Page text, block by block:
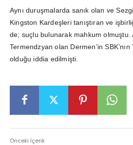
Aynı duruşmalarda sanık olan ve
Kingston Kardeşleri tanıştıran ve
de; suçlu bulunarak mahkum olmuştu.
Termendzyan olan Dermen’in
olduğu iddia edilmişti.
Önceki İçerik